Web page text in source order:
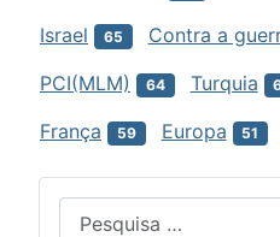
Israel 65 Contra a
PCI(MLM) 64 Turquia
França 59 Europa 51